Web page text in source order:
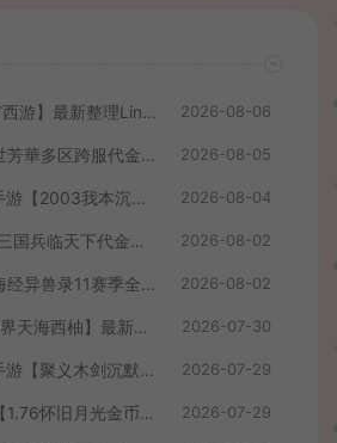
MT3换皮MH【天穹西游】最新整理Linux手工服务端+安卓苹果双端+GM后台+详细搭建教程+全套源码+视频教程 2026-08-06
宫斗养成手游【盛世芳華多区跨服代金券本地优化版】最新整理单机一键即玩端+Linux手工服务端+CDK授权后台+安卓+详细搭建教程 2026-08-05
RED三端引擎传奇手游【2003我本沉默】最新整理Win系服务端+安卓苹果PC三端+详细搭建教程 2026-08-04
三网H5策略手游【三国兵临天下代金券内购七合修复版】最新整理单机一键即玩镜像端+Linux手工服务端+管理后台+GM授权后台+简易安卓客户端+详细搭建教程+视频教程 2026-08-02
卡牌回合手游【山海经异兽录11赛季全人物代金券内购版】最新整理WIN系服务端+授权GM后台+管理后台+热更修改工具+安卓+详细搭建教程 2026-08-02
GGE2互通西游【神界天海西柚】最新整理Win系服务端+安卓苹果PC三端+内置GM工具+全套源码+详细搭建教程+视频教程 2026-07-30
RED三端引擎传奇手游【聚义木剑沉默高仿嘟嘟沉默】最新整理Win系服务端+安卓苹果PC三端+详细搭建教程 2026-07-29
战神引擎传奇手游【1.76怀旧月光金币版】最新整理Win系复古服务端+安卓苹果双端+GM授权物品后台+详细搭建教程 2026-07-29